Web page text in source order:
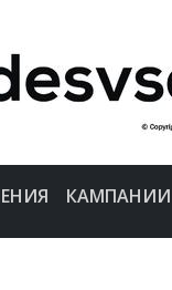
КАМПАНИИ